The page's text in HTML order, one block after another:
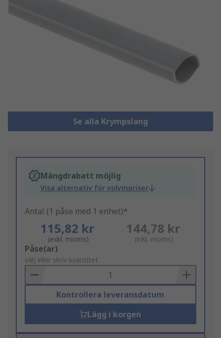
Se alla Krympslang
Mängdrabatt möjlig
Visa alternativ för volympriser
Antal (1 påse med 1 enhet)*
115,82 kr
(exkl. moms)
144,78 kr
(inkl. moms)
Add
to
Basket
Påse(ar)
välj eller skriv kvantitet
Kontrollera leveransdatum
Lägg i korgen